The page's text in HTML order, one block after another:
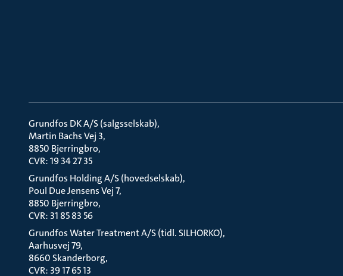
Grundfos DK A/S (salgsselskab)
Martin Bachs Vej 3
8850 Bjerringbro
CVR: 19 34 27 35
Grundfos Holding A/S (hovedselskab)
Poul Due Jensens Vej 7
8850 Bjerringbro
CVR: 31 85 83 56
Grundfos Water Treatment A/S (tidl. SILHORKO)
Aarhusvej 79
8660 Skanderborg
CVR: 39 17 65 13